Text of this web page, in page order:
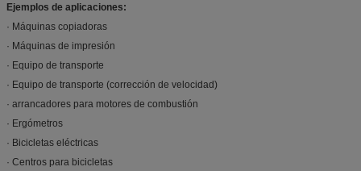
Ejemplos de aplicaciones:
· Máquinas copiadoras
· Máquinas de impresión
· Equipo de transporte
· Equipo de transporte (corrección de velocidad)
· arrancadores para motores de combustión
· Ergómetros
· Bicicletas eléctricas
· Centros para bicicletas